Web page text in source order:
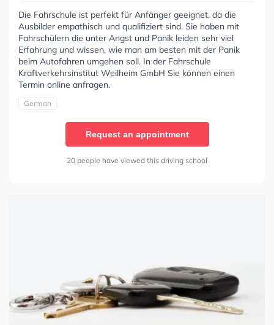
Die Fahrschule ist perfekt für Anfänger geeignet, da die
Ausbilder empathisch und qualifiziert sind. Sie haben mit
Fahrschülern die unter Angst und Panik leiden sehr viel
Erfahrung und wissen, wie man am besten mit der Panik
beim Autofahren umgehen soll. In der Fahrschule
Kraftverkehrsinstitut Weilheim GmbH Sie können einen
Termin online anfragen.
German
Request an appointment
20 people have viewed this driving school